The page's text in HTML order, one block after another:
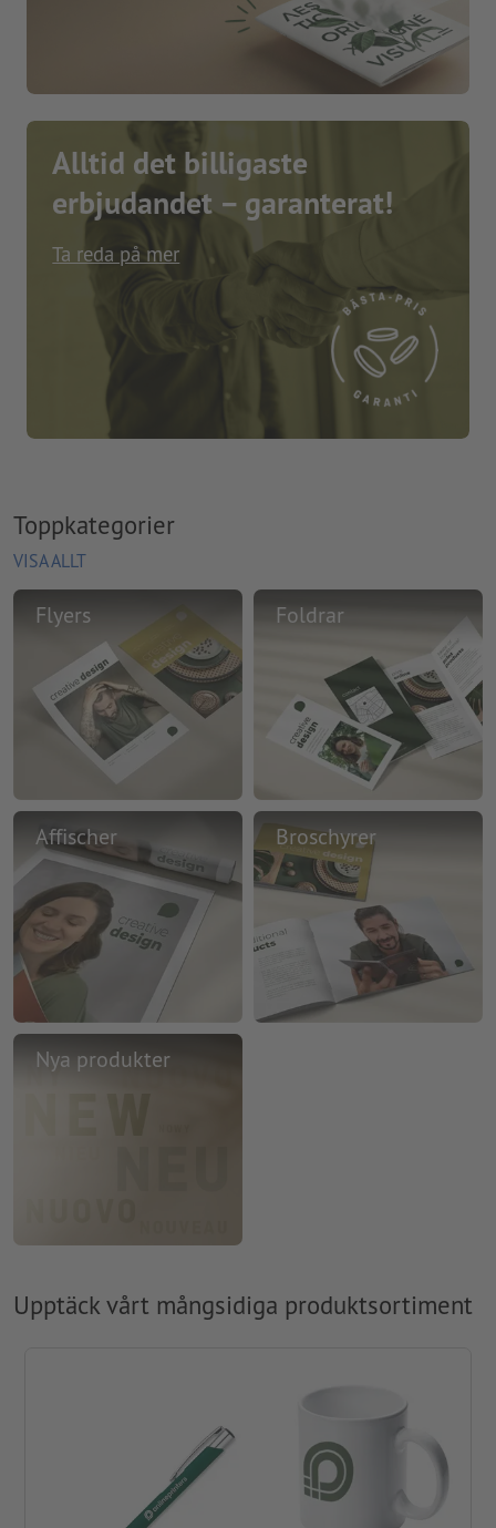
Alltid det billigaste
erbjudandet – garanterat!
Ta reda på mer
Toppkategorier
VISA ALLT
Flyers Foldrar
Affischer Broschyrer
Nya produkter
Upptäck vårt mångsidiga produktsortiment